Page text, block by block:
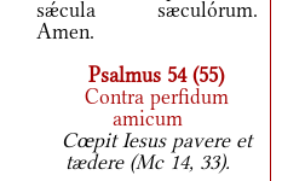
sǽcula sæculórum.
Amen.
Psalmus 54 (55)
Contra perfidum
amicum
Cœpit Iesus pavere et
tædere (Mc 14, 33).